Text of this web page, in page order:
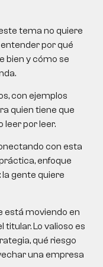
tema no quiere
por qué
bien y cómo se
con ejemplos
quien tiene que
leer por leer.
con esta
enfoque
gente quiere
está moviendo en
titular. Lo valioso es
qué riesgo
una empresa